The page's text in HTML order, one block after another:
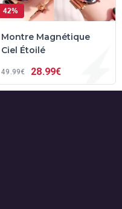
42%
Montre Magnétique
Ciel Étoilé
49 99€ 28 99€